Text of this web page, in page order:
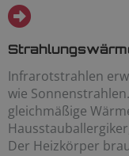
Infrarotstrahlen
wie
gleichmäßige
Der Heizkörper